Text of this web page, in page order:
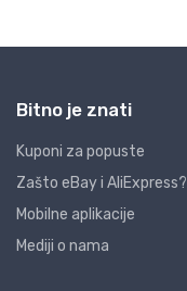
Bitno je znati
Kuponi za popuste
Zašto eBay i AliExpress?
Mobilne aplikacije
Mediji o nama